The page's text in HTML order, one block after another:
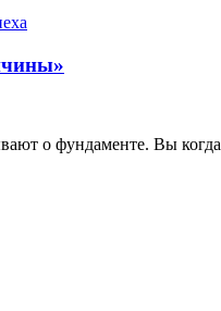
о фундаменте. Вы